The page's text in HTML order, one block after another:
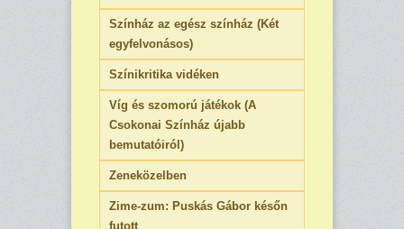
Színház az egész színház (Két
egyfelvonásos)
Színikritika vidéken
Víg és szomorú játékok (A
Csokonai Színház újabb
bemutatóiról)
Zeneközelben
Zime-zum: Puskás Gábor későn
futott